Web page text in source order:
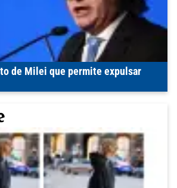
de Milei que permite expulsar